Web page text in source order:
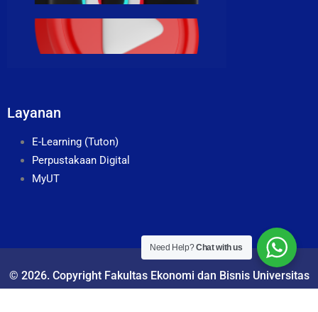
Layanan
E-Learning (Tuton)
Perpustakaan Digital
MyUT
© 2026. Copyright Fakultas Ekonomi dan Bisnis Universitas
Need Help?Chat with us